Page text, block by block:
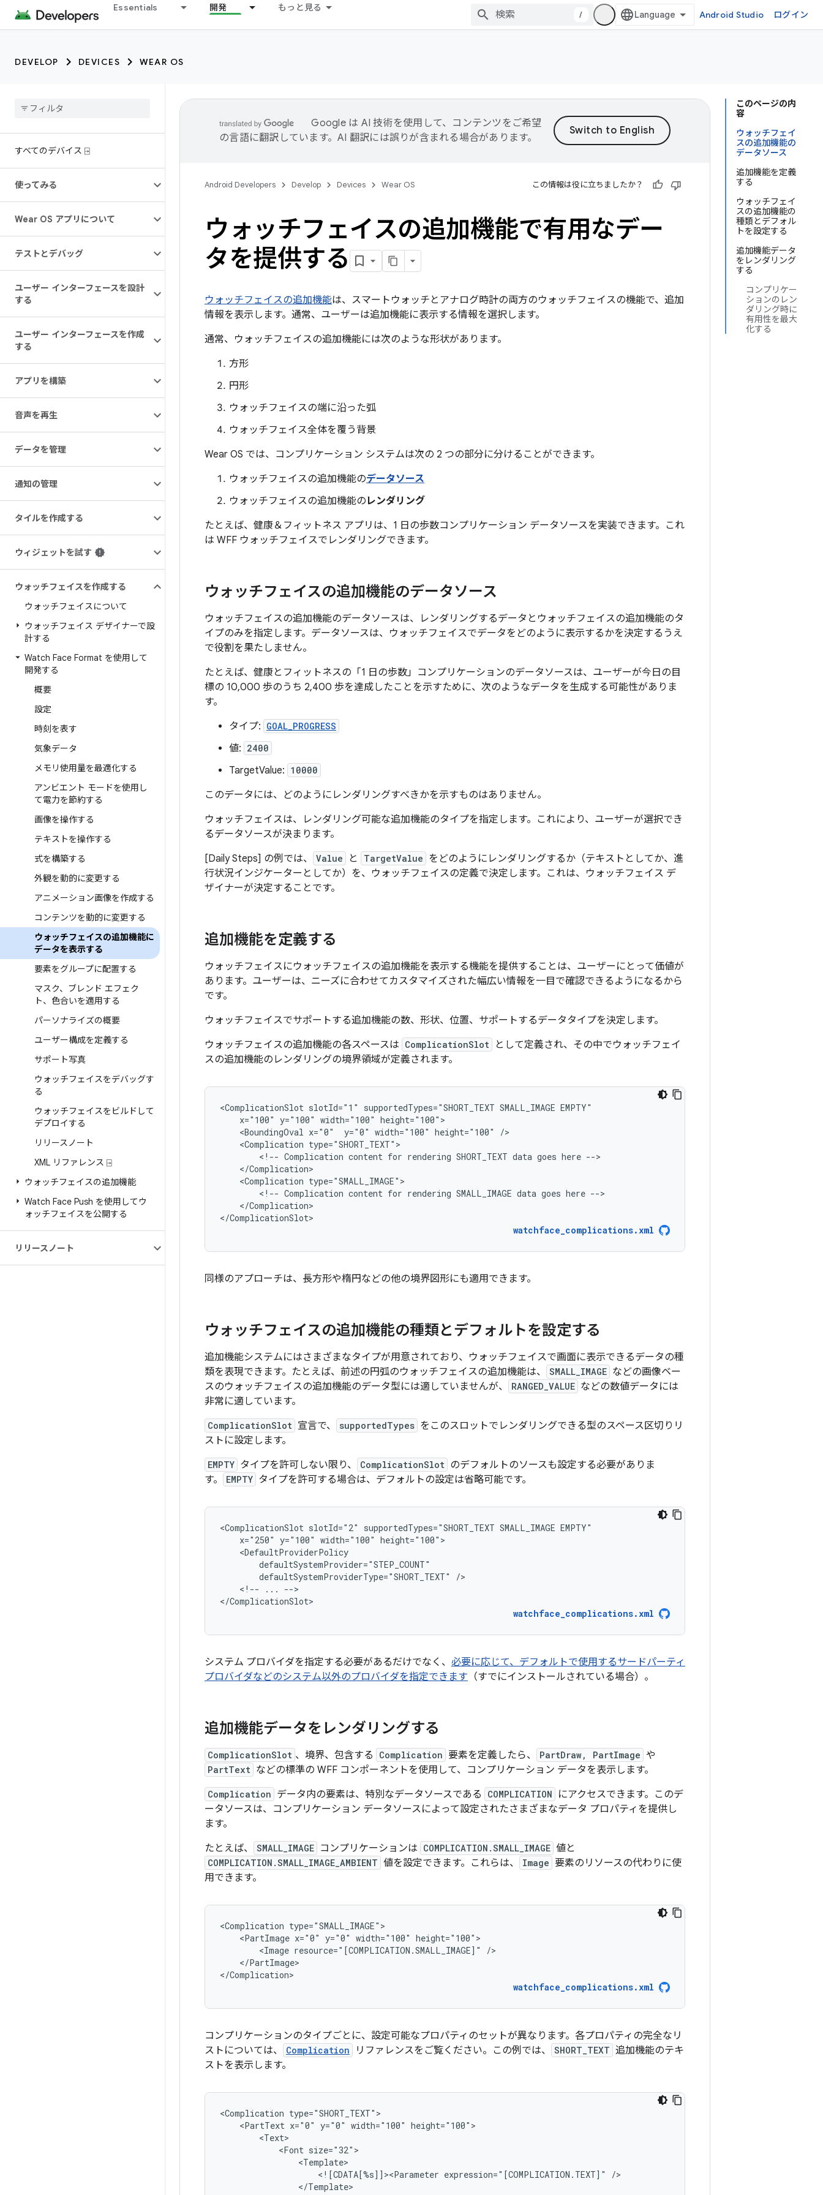
Essentials 開発 もっと見る
/ Android Studio ログイン
DEVELOP DEVICES WEAR OS
すべてのデバイス ⍈
使ってみる
Wear OS アプリについて
テストとデバッグ
ユーザー インターフェースを設計
する
ユーザー インターフェースを作成
する
アプリを構築
音声を再生
データを管理
通知の管理
タイルを作成する
ウィジェットを試す
ウォッチフェイスを作成する
ウォッチフェイスについて
ウォッチフェイス デザイナーで設
計する
Watch Face Format を使用して
開発する
概要
設定
時刻を表す
気象データ
メモリ使用量を最適化する
アンビエント モードを使用し
て電力を節約する
画像を操作する
テキストを操作する
式を構築する
外観を動的に変更する
アニメーション画像を作成する
コンテンツを動的に変更する
ウォッチフェイスの追加機能に
データを表示する
要素をグループに配置する
マスク、ブレンド エフェク
ト、色合いを適用する
パーソナライズの概要
ユーザー構成を定義する
サポート写真
ウォッチフェイスをデバッグす
る
ウォッチフェイスをビルドして
デプロイする
リリースノート
XML リファレンス ⍈
ウォッチフェイスの追加機能
Watch Face Push を使用してウ
ォッチフェイスを公開する
リリースノート
このページの内
容
ウォッチフェイ
スの追加機能の
データソース
追加機能を定義
する
ウォッチフェイ
スの追加機能の
種類とデフォル
トを設定する
追加機能データ
をレンダリング
する
コンプリケー
ションのレン
ダリング時に
有用性を最大
化する
Google は AI 技術を使用して、コンテンツをご希望
の言語に翻訳しています。AI 翻訳には誤りが含まれる場合があります。
Android Developers Develop Devices Wear OS この情報は役に立ちましたか？
ウォッチフェイスの追加機能で有用なデー
タを提供する
ウォッチフェイスの追加機能は、スマートウォッチとアナログ時計の両方のウォッチフェイスの機能で、追加
情報を表示します。通常、ユーザーは追加機能に表示する情報を選択します。
通常、ウォッチフェイスの追加機能には次のような形状があります。
方形
円形
ウォッチフェイスの端に沿った弧
ウォッチフェイス全体を覆う背景
Wear OS では、コンプリケーション システムは次の 2 つの部分に分けることができます。
ウォッチフェイスの追加機能のデータソース
ウォッチフェイスの追加機能の レンダリング
たとえば、健康＆フィットネス アプリは、1 日の歩数コンプリケーション データソースを実装できます。これ
は WFF ウォッチフェイスでレンダリングできます。
ウォッチフェイスの追加機能のデータソース
ウォッチフェイスの追加機能のデータソースは、レンダリングするデータとウォッチフェイスの追加機能のタ
イプのみを指定します。データソースは、ウォッチフェイスでデータをどのように表示するかを決定するうえ
で役割を果たしません。
たとえば、健康とフィットネスの「1 日の歩数」コンプリケーションのデータソースは、ユーザーが今日の目
標の 10,000 歩のうち 2,400 歩を達成したことを示すために、次のようなデータを生成する可能性がありま
す。
タイプ: GOAL_PROGRESS
値: 2400
TargetValue: 10000
このデータには、どのようにレンダリングすべきかを示すものはありません。
ウォッチフェイスは、レンダリング可能な追加機能のタイプを指定します。これにより、ユーザーが選択でき
るデータソースが決まります。
[Daily Steps] の例では、
Value と TargetValue をどのようにレンダリングするか（テキストとしてか、進
行状況インジケーターとしてか）を、ウォッチフェイスの定義で決定します。これは、ウォッチフェイス デ
ザイナーが決定することです。
追加機能を定義する
ウォッチフェイスにウォッチフェイスの追加機能を表示する機能を提供することは、ユーザーにとって価値が
あります。ユーザーは、ニーズに合わせてカスタマイズされた幅広い情報を一目で確認できるようになるから
です。
ウォッチフェイスでサポートする追加機能の数、形状、位置、サポートするデータタイプを決定します。
ウォッチフェイスの追加機能の各スペースは ComplicationSlot
として定義され、その中でウォッチフェイ
スの追加機能のレンダリングの境界領域が定義されます。
<ComplicationSlot slotId="1" supportedTypes="SHORT_TEXT SMALL_IMAGE
x="100" y="100" width="100"
<BoundingOval x="0" y="0" width="100" height="100"
<Complication
<!-- Complication content for rendering SHORT_TEXT data goes here
<Complication
<!-- Complication content for rendering SMALL_IMAGE data goes here
</Complication>
</ComplicationSlot>
watchface_complications.xml
同様のアプローチは、長方形や楕円などの他の境界図形にも適用できます。
ウォッチフェイスの追加機能の種類とデフォルトを設定する
追加機能システムにはさまざまなタイプが用意されており、ウォッチフェイスで画面に表示できるデータの種
類を表現できます。たとえば、前述の円弧のウォッチフェイスの追加機能は、
SMALL_IMAGE などの画像ベー
スのウォッチフェイスの追加機能のデータ型には適していませんが、
RANGED_VALUE などの数値データには
非常に適しています。
ComplicationSlot 宣言で、 supportedTypes をこのスロットでレンダリングできる型のスペース区切りリ
ストに設定します。
EMPTY タイプを許可しない限り、 ComplicationSlot のデフォルトのソースも設定する必要がありま
す。
EMPTY タイプを許可する場合は、デフォルトの設定は省略可能です。
<ComplicationSlot slotId="2" supportedTypes="SHORT_TEXT SMALL_IMAGE
x="250" y="100" width="100"
defaultSystemProviderType="SHORT_TEXT"
<!--
...
-->
</ComplicationSlot>
watchface_complications.xml
システム プロバイダを指定する必要があるだけでなく、 必要に応じて、デフォルトで使用するサードパーティ
プロバイダなどのシステム以外のプロバイダを指定できます （すでにインストールされている場合）。
追加機能データをレンダリングする
ComplicationSlot 、境界、包含する Complication 要素を定義したら、 PartDraw, PartImage や
PartText などの標準の WFF コンポーネントを使用して、コンプリケーション データを表示します。
Complication データ内の要素は、特別なデータソースである COMPLICATION
にアクセスできます。このデ
ータソースは、コンプリケーション データソースによって設定されたさまざまなデータ プロパティを提供し
ます。
たとえば、
SMALL_IMAGE コンプリケーションは COMPLICATION.SMALL_IMAGE 値と
COMPLICATION.SMALL_IMAGE_AMBIENT 値を設定できます。これらは、 Image 要素のリソースの代わりに使
用できます。
<Complication
<PartImage x="0" y="0" width="100"
<Image resource="[COMPLICATION.SMALL_IMAGE]"
</PartImage>
</Complication>
watchface_complications.xml
コンプリケーションのタイプごとに、設定可能なプロパティのセットが異なります。各プロパティの完全なリ
ストについては、
Complication リファレンスをご覧ください。この例では、 SHORT_TEXT 追加機能のテキ
ストを表示します。
<Complication
<PartText x="0" y="0" width="100"
<Font
<![CDATA[%s]]><Parameter expression="[COMPLICATION.TEXT]"